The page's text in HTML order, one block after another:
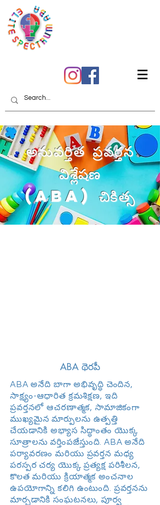
అనువర్తిత ప్రవర్తన
విశ్లేషణ
(ABA) చికిత్స
ABA థెరపీ
ABA అనేది బాగా అభివృద్ధి చెందిన,
సాక్ష్యం-ఆధారిత క్రమశిక్షణ, ఇది
ప్రవర్తనలో ఆచరణాత్మక, సామాజికంగా
ముఖ్యమైన మార్పులను ఉత్పత్తి
చేయడానికి అభ్యాస సిద్ధాంతం యొక్క
సూత్రాలను వర్తింపజేస్తుంది. ABA అనేది
పర్యావరణం మరియు ప్రవర్తన మధ్య
పరస్పర చర్య యొక్క ప్రత్యక్ష పరిశీలన,
కొలత మరియు క్రియాత్మక అంచనాల
ఉపయోగాన్ని కలిగి ఉంటుంది. ప్రవర్తనను
మార్చడానికి సంఘటనలు, పూర్వ